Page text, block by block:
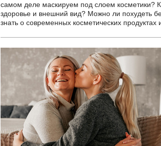
самом деле маскируем под слоем косметики?
здоровье и внешний вид? Можно ли похудеть
знать о современных косметических